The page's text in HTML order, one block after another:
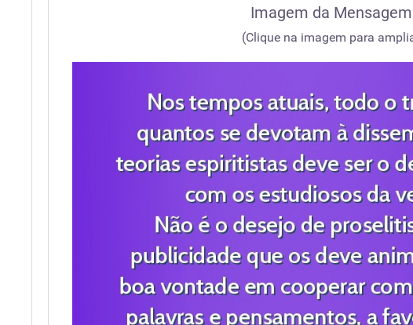
Imagem da
(Clique na imagem para